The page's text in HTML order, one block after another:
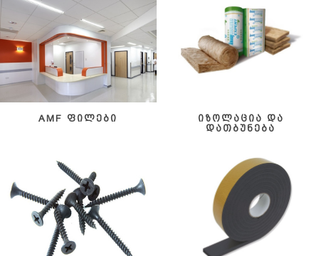
AMF ფილები
იზოლაცია და
დათბუნება